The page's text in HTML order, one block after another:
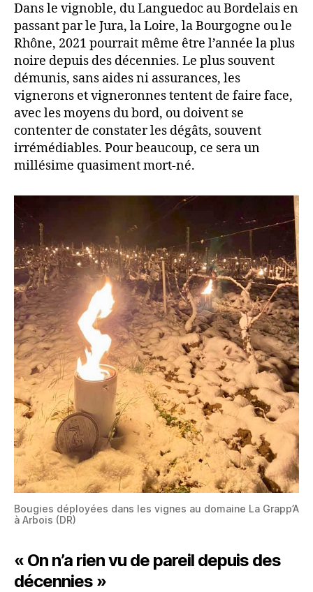
Dans le vignoble, du Languedoc au Bordelais en
passant par le Jura, la Loire, la Bourgogne ou le
Rhône, 2021 pourrait même être l’année la plus
noire depuis des décennies. Le plus souvent
démunis, sans aides ni assurances, les
vignerons et vigneronnes tentent de faire face,
avec les moyens du bord, ou doivent se
contenter de constater les dégâts, souvent
irrémédiables. Pour beaucoup, ce sera un
millésime quasiment mort-né.
Bougies déployées dans les vignes au domaine La Grapp’A
à Arbois (DR)
« On n’a rien vu de pareil depuis des
décennies »